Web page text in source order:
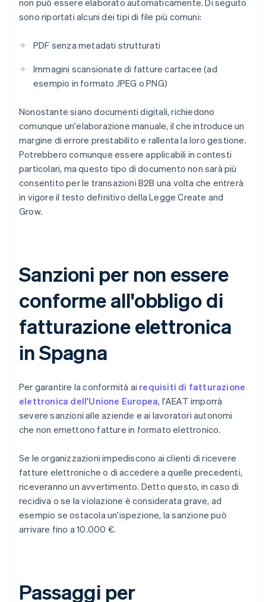
non può essere elaborato automaticamente. Di seguito
sono riportati alcuni dei tipi di file più comuni:
PDF senza metadati strutturati
Immagini scansionate di fatture cartacee (ad
esempio in formato JPEG o PNG)
Nonostante siano documenti digitali, richiedono
comunque un'elaborazione manuale, il che introduce un
margine di errore prestabilito e rallenta la loro gestione.
Potrebbero comunque essere applicabili in contesti
particolari, ma questo tipo di documento non sarà più
consentito per le transazioni B2B una volta che entrerà
in vigore il testo definitivo della Legge Create and
Grow.
Sanzioni per non essere
conforme all'obbligo di
fatturazione elettronica
in Spagna
Per garantire la conformità ai requisiti di fatturazione
elettronica dell'Unione Europea, l'AEAT imporrà
severe sanzioni alle aziende e ai lavoratori autonomi
che non emettono fatture in formato elettronico.
Se le organizzazioni impediscono ai clienti di ricevere
fatture elettroniche o di accedere a quelle precedenti,
riceveranno un avvertimento. Detto questo, in caso di
recidiva o se la violazione è considerata grave, ad
esempio se ostacola un'ispezione, la sanzione può
arrivare fino a 10.000 €.
Passaggi per